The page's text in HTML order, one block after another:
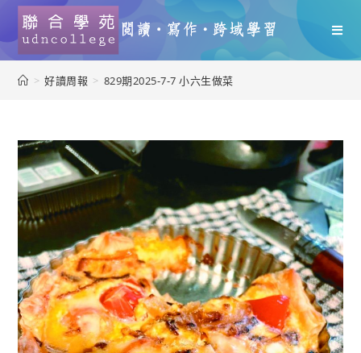
> 好讀周報 > 829期2025-7-7 小六生做菜